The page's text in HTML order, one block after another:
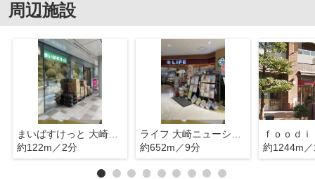
周辺施設
まいばすけっと 大崎駅前店
約122m／2分
ライフ 大崎ニューシティ店
約652m／9分
約1244m